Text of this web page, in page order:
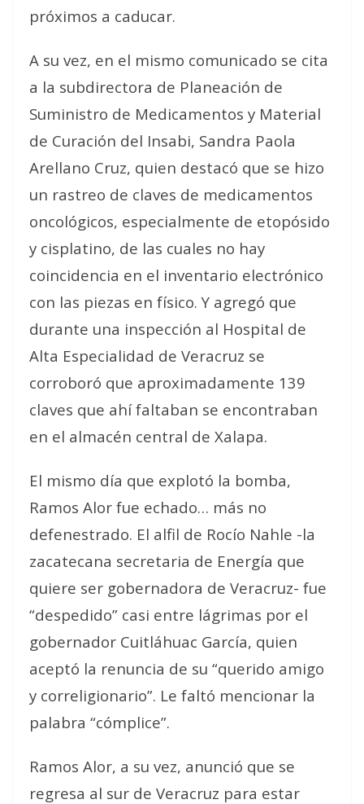
próximos a caducar.
A su vez, en el mismo comunicado se cita
a la subdirectora de Planeación de
Suministro de Medicamentos y Material
de Curación del Insabi, Sandra Paola
Arellano Cruz, quien destacó que se hizo
un rastreo de claves de medicamentos
oncológicos, especialmente de etopósido
y cisplatino, de las cuales no hay
coincidencia en el inventario electrónico
con las piezas en físico. Y agregó que
durante una inspección al Hospital de
Alta Especialidad de Veracruz se
corroboró que aproximadamente 139
claves que ahí faltaban se encontraban
en el almacén central de Xalapa.
El mismo día que explotó la bomba,
Ramos Alor fue echado… más no
defenestrado. El alfil de Rocío Nahle -la
zacatecana secretaria de Energía que
quiere ser gobernadora de Veracruz- fue
“despedido” casi entre lágrimas por el
gobernador Cuitláhuac García, quien
aceptó la renuncia de su “querido amigo
y correligionario”. Le faltó mencionar la
palabra “cómplice”.
Ramos Alor, a su vez, anunció que se
regresa al sur de Veracruz para estar